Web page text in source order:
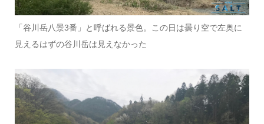
「谷川岳八景3番」と呼ばれる景色。この日は曇り空で左奥に
見えるはずの谷川岳は見えなかった